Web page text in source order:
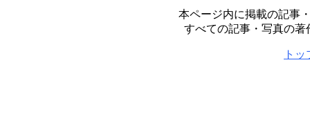
本ページ内に掲載の記事
すべての記事・写真の
ト